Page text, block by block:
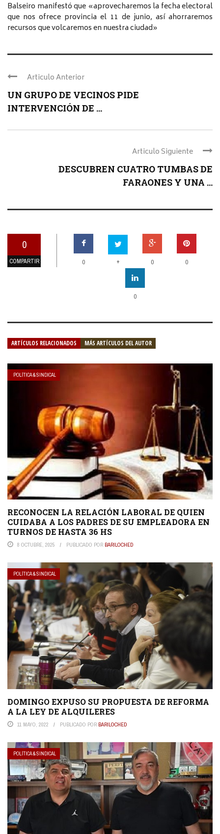
Balseiro manifestó que «aprovecharemos la fecha electoral
que nos ofrece provincia el 11 de junio, así ahorraremos
recursos que volcaremos en nuestra ciudad»
Articulo Anterior
UN GRUPO DE VECINOS PIDE
INTERVENCIÓN DE ...
Articulo Siguiente
DESCUBREN CUATRO TUMBAS DE
FARAONES Y UNA ...
0
COMPARTIR 0 + 0 0
0
ARTÍCULOS RELACIONADOS MÁS ARTÍCULOS DEL AUTOR
POLÍTICA & SINDICAL
RECONOCEN LA RELACIÓN LABORAL DE QUIEN
CUIDABA A LOS PADRES DE SU EMPLEADORA EN
TURNOS DE HASTA 36 HS
8 OCTUBRE, 2025 PUBLICADO POR BARILOCHED
POLÍTICA & SINDICAL
DOMINGO EXPUSO SU PROPUESTA DE REFORMA
A LA LEY DE ALQUILERES
11 MAYO, 2022 PUBLICADO POR BARILOCHED
POLÍTICA & SINDICAL